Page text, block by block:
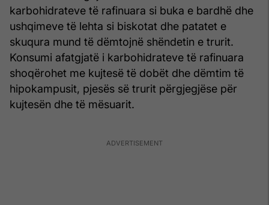
karbohidrateve të rafinuara si buka e bardhë dhe
ushqimeve të lehta si biskotat dhe patatet e
skuqura mund të dëmtojnë shëndetin e trurit.
Konsumi afatgjatë i karbohidrateve të rafinuara
shoqërohet me kujtesë të dobët dhe dëmtim të
hipokampusit, pjesës së trurit përgjegjëse për
kujtesën dhe të mësuarit.